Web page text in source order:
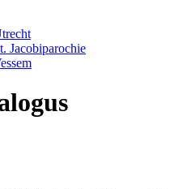
Jacobiparochie